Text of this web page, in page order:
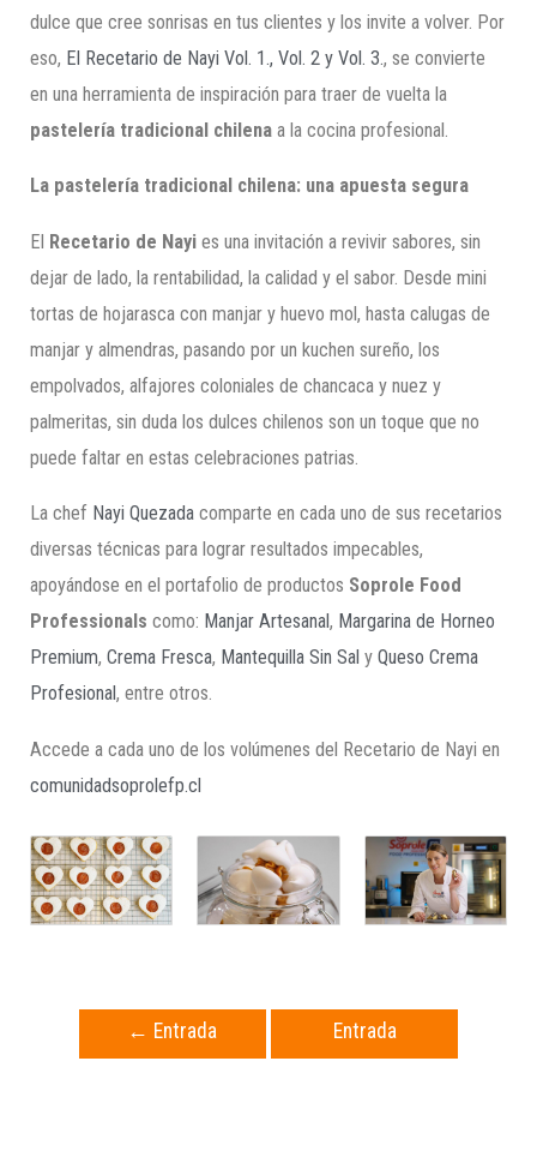
dulce que cree sonrisas en tus clientes y los invite a volver. Por
eso, El Recetario de Nayi Vol. 1., Vol. 2 y Vol. 3., se convierte
en una herramienta de inspiración para traer de vuelta la
pastelería tradicional chilena a la cocina profesional.
La pastelería tradicional chilena: una apuesta segura
El Recetario de Nayi es una invitación a revivir sabores, sin
dejar de lado, la rentabilidad, la calidad y el sabor. Desde mini
tortas de hojarasca con manjar y huevo mol, hasta calugas de
manjar y almendras, pasando por un kuchen sureño, los
empolvados, alfajores coloniales de chancaca y nuez y
palmeritas, sin duda los dulces chilenos son un toque que no
puede faltar en estas celebraciones patrias.
La chef Nayi Quezada comparte en cada uno de sus recetarios
diversas técnicas para lograr resultados impecables,
apoyándose en el portafolio de productos Soprole Food
Professionals como: Manjar Artesanal, Margarina de Horneo
Premium,Crema Fresca, Mantequilla Sin Sal yQueso Crema
Profesional, entre otros.
Accede a cada uno de los volúmenes del Recetario de Nayi en
comunidadsoprolefp.cl
← Entrada
Entrada